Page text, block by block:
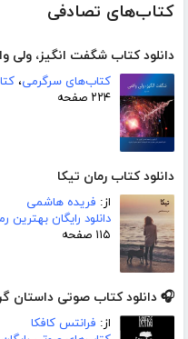
کتاب‌های تصادفی
دانلود کتاب شگفت انگیز، ولی
کتاب‌های سرگرمی،
۲۲۴ صفحه
دانلود کتاب رمان تیکا
از: فریده هاشمی
دانلود رایگان بهترین
۱۱۵ صفحه
🎧 دانلود کتاب صوتی داستان
از: فرانتس کافکا